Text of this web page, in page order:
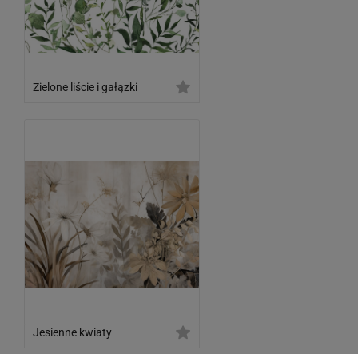
Zielone liście i gałązki
Jesienne kwiaty